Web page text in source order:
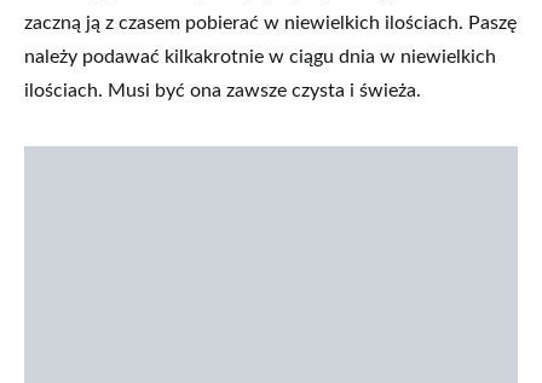
zaczną ją z czasem pobierać w niewielkich ilościach. Paszę
należy podawać kilkakrotnie w ciągu dnia w niewielkich
ilościach. Musi być ona zawsze czysta i świeża.